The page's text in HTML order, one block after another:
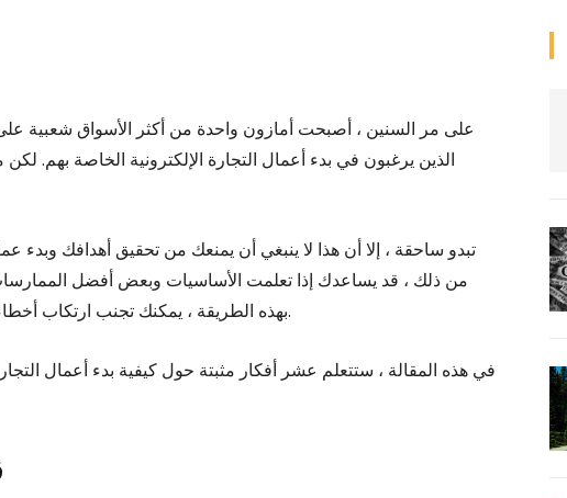
على مر السنين ، أصبحت أمازون واحدة من أكثر الأسواق شعبية
الذين يرغبون في بدء أعمال التجارة الإلكترونية الخاصة بهم. لكن
من ذلك ، قد يساعدك إذا تعلمت الأساسيات وبعض أفضل الممارسات
بهذه الطريقة ، يمكنك تجنب ارتكاب أخطاء جسيمة تؤثر على سمعة علامتك التجارية ومواردها.
في هذه المقالة ، ستتعلم عشر أفكار مثبتة حول كيفية بدء أعمال